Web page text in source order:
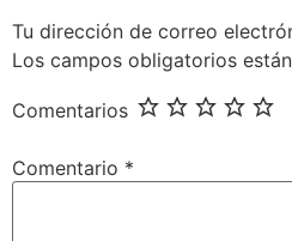
Tu dirección de correo
Los campos obligatorios
Comentarios
Comentario *